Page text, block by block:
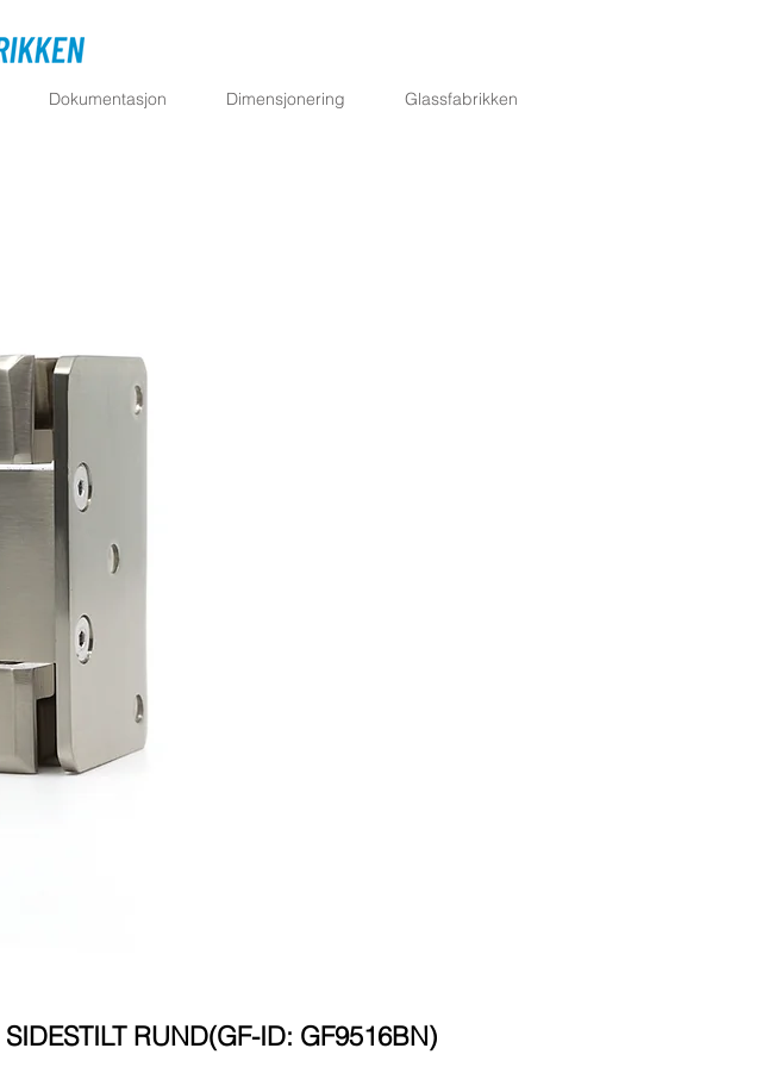
Dokumentasjon Dimensjonering Glassfabrikken
RUND(GF-ID: GF9516BN)